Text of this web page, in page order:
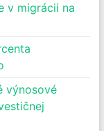
v migrácii na
výnosové